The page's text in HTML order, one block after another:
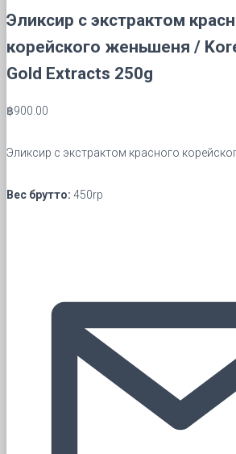
Эликсир с экстрактом
корейского женьшеня /
Gold Extracts 250g
฿900.00
Эликсир с экстрактом красного
Вес брутто: 450rp